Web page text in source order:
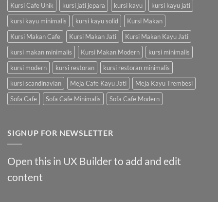
Kursi Cafe Unik
kursi jati jepara kursi kayu
kursi kayu jati
kursi kayu minimalis
kursi kayu solid
Kursi Makan
Kursi Makan Cafe
Kursi Makan Jati
Kursi Makan Kayu Jati
kursi makan minimalis
Kursi Makan Modern
kursi minimalis
kursi modern
kursi restoran
kursi restoran minimalis
kursi scandinavian
Meja Cafe Kayu Jati
Meja Kayu Trembesi
Sofa Cafe
Sofa Cafe Minimalis Sofa Cafe Modern
SIGNUP FOR NEWSLETTER
Open this in UX Builder to add and edit
content